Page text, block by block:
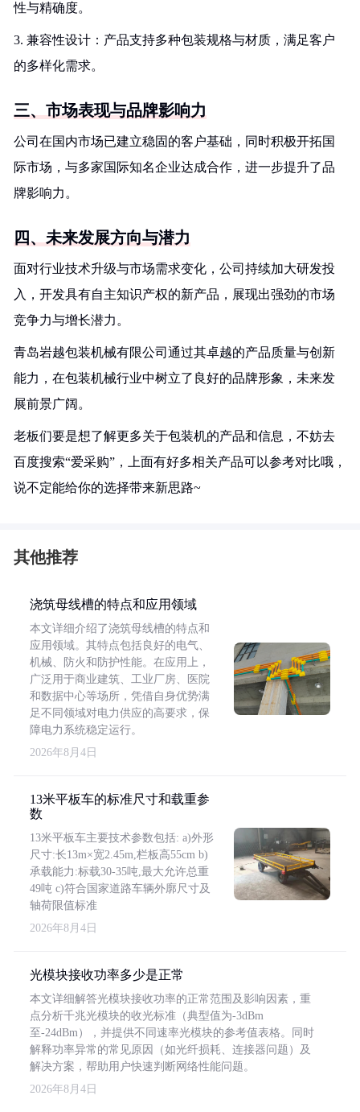
性与精确度。
3. 兼容性设计：产品支持多种包装规格与材质，满足客户
的多样化需求。
三、市场表现与品牌影响力
公司在国内市场已建立稳固的客户基础，同时积极开拓国
际市场，与多家国际知名企业达成合作，进一步提升了品
牌影响力。
四、未来发展方向与潜力
面对行业技术升级与市场需求变化，公司持续加大研发投
入，开发具有自主知识产权的新产品，展现出强劲的市场
竞争力与增长潜力。
青岛岩越包装机械有限公司通过其卓越的产品质量与创新
能力，在包装机械行业中树立了良好的品牌形象，未来发
展前景广阔。
老板们要是想了解更多关于包装机的产品和信息，不妨去
百度搜索“爱采购”，上面有好多相关产品可以参考对比哦，
说不定能给你的选择带来新思路~
其他推荐
浇筑母线槽的特点和应用领域
本文详细介绍了浇筑母线槽的特点和
应用领域。其特点包括良好的电气、
机械、防火和防护性能。在应用上，
广泛用于商业建筑、工业厂房、医院
和数据中心等场所，凭借自身优势满
足不同领域对电力供应的高要求，保
障电力系统稳定运行。
2026年8月4日
13米平板车的标准尺寸和载重参
数
13米平板车主要技术参数包括: a)外形
尺寸:长13m×宽2.45m,栏板高55cm b)
承载能力:标载30-35吨,最大允许总重
49吨 c)符合国家道路车辆外廓尺寸及
轴荷限值标准
2026年8月4日
光模块接收功率多少是正常
本文详细解答光模块接收功率的正常范围及影响因素，重
点分析千兆光模块的收光标准（典型值为-3dBm
至-24dBm），并提供不同速率光模块的参考值表格。同时
解释功率异常的常见原因（如光纤损耗、连接器问题）及
解决方案，帮助用户快速判断网络性能问题。
2026年8月4日